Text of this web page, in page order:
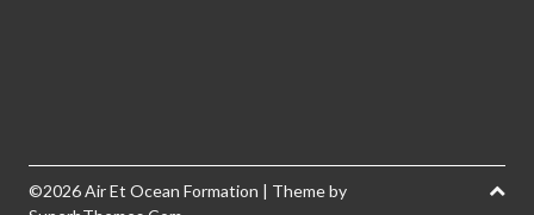
©2026 Air Et Ocean Formation | Theme by